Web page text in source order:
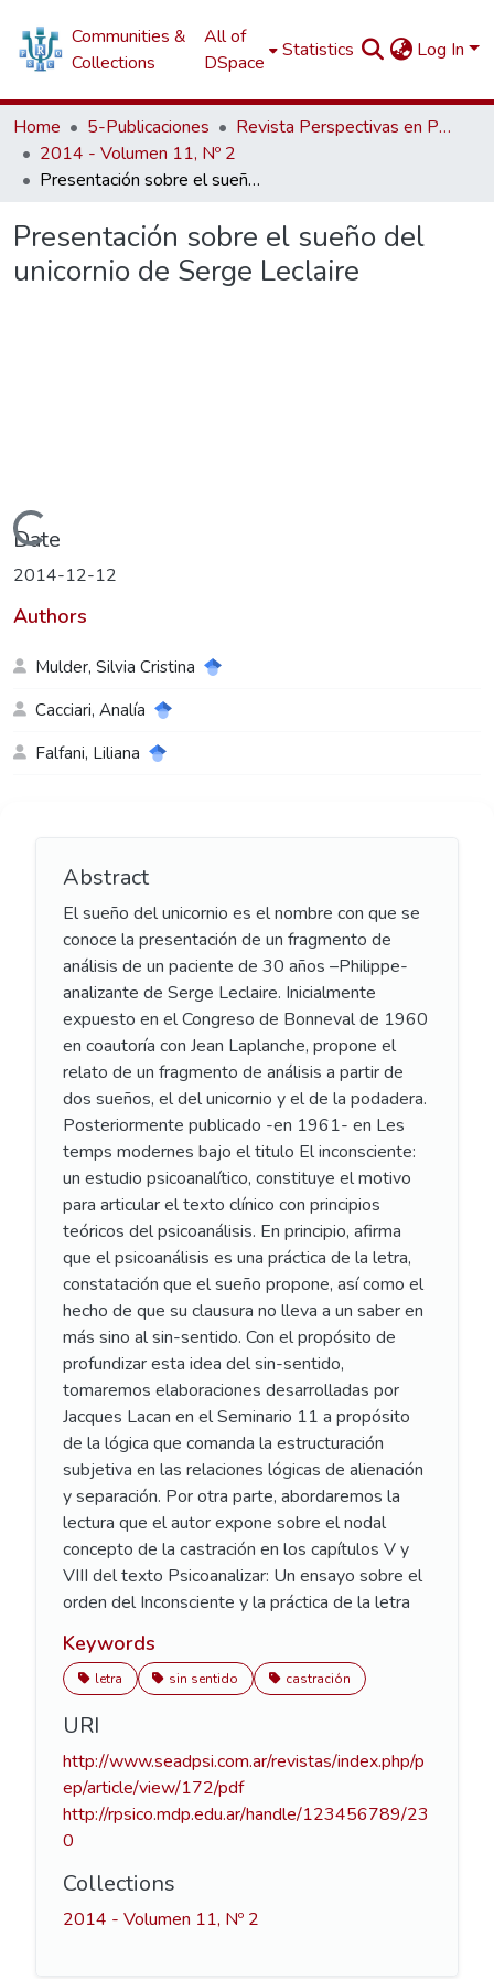
Communities &
Collections
All of
DSpace
Statistics Log In
Home 5-Publicaciones
Revista Perspectivas en Psicología
2014 - Volumen 11, Nº 2
Presentación sobre el sueño del unicornio de Serge Leclaire
Presentación sobre el sueño del
unicornio de Serge Leclaire
Loading...
Date
2014-12-12
Authors
Mulder, Silvia Cristina
Cacciari, Analía
Falfani, Liliana
Abstract
El sueño del unicornio es el nombre con que se
conoce la presentación de un fragmento de
análisis de un paciente de 30 años –Philippe-
analizante de Serge Leclaire. Inicialmente
expuesto en el Congreso de Bonneval de 1960
en coautoría con Jean Laplanche, propone el
relato de un fragmento de análisis a partir de
dos sueños, el del unicornio y el de la podadera.
Posteriormente publicado -en 1961- en Les
temps modernes bajo el titulo El inconsciente:
un estudio psicoanalítico, constituye el motivo
para articular el texto clínico con principios
teóricos del psicoanálisis. En principio, afirma
que el psicoanálisis es una práctica de la letra,
constatación que el sueño propone, así como el
hecho de que su clausura no lleva a un saber en
más sino al sin-sentido. Con el propósito de
profundizar esta idea del sin-sentido,
tomaremos elaboraciones desarrolladas por
Jacques Lacan en el Seminario 11 a propósito
de la lógica que comanda la estructuración
subjetiva en las relaciones lógicas de alienación
y separación. Por otra parte, abordaremos la
lectura que el autor expone sobre el nodal
concepto de la castración en los capítulos V y
VIII del texto Psicoanalizar: Un ensayo sobre el
orden del Inconsciente y la práctica de la letra
Keywords
letra sin sentido castración
URI
http://www.seadpsi.com.ar/revistas/index.php/p
ep/article/view/172/pdf
http://rpsico.mdp.edu.ar/handle/123456789/23
0
Collections
2014 - Volumen 11, Nº 2